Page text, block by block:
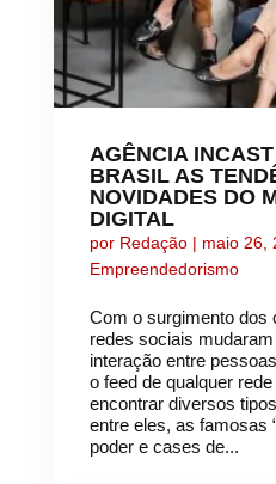
AGÊNCIA
BRASIL AS
NOVIDADES DO
DIGITAL
por Redação| maio 26,
Empreendedorismo
Com o surgimento dos
redes sociais
interação entre
o feed de qualquer
encontrar diversos
entre eles, as famosas
poder e cases de...